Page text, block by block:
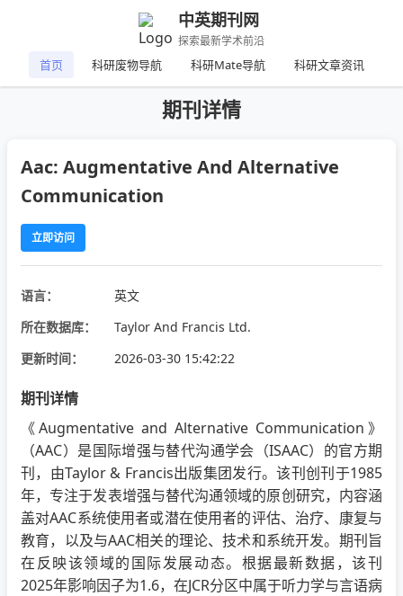
中英期刊网
探索最新学术前沿
首页 科研废物导航 科研Mate导航 科研文章资讯
期刊详情
Aac: Augmentative And Alternative
Communication
立即访问
语言：
英文
所在数据库：
Taylor And Francis Ltd.
更新时间：
2026-03-30 15:42:22
期刊详情
《Augmentative and Alternative Communication》
（AAC）是国际增强与替代沟通学会（ISAAC）的官方期
刊，由Taylor & Francis出版集团发行。该刊创刊于1985
年，专注于发表增强与替代沟通领域的原创研究，内容涵
盖对AAC系统使用者或潜在使用者的评估、治疗、康复与
教育，以及与AAC相关的理论、技术和系统开发。期刊旨
在反映该领域的国际发展动态。根据最新数据，该刊
2025年影响因子为1.6，在JCR分区中属于听力学与言语病